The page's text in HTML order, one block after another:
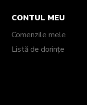
CONTUL MEU
Comenzile mele
Listă de dorințe